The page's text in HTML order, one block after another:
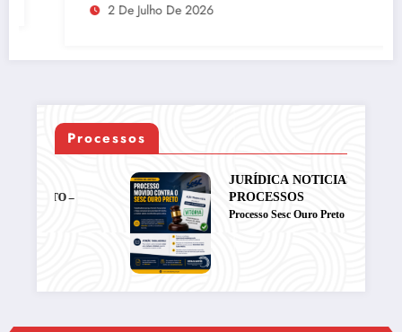
2 De Julho De 2026
Processos
JURÍDICA NOTICIAS
PROCESSOS
Processo Sesc Ouro Preto